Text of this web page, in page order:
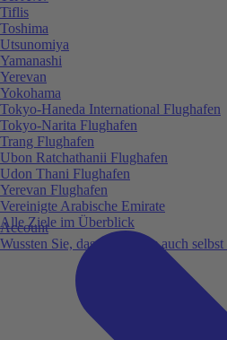
Account
Wussten Sie, dass Sie vieles auch
Tiflis
Toshima
Utsunomiya
Yamanashi
Yerevan
Yokohama
Tokyo-Haneda International Flughafen
Tokyo-Narita Flughafen
Trang Flughafen
Ubon Ratchathanii Flughafen
Udon Thani Flughafen
Yerevan Flughafen
Vereinigte Arabische Emirate
Alle Ziele im Überblick